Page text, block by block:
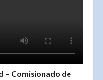
– Comisionado de